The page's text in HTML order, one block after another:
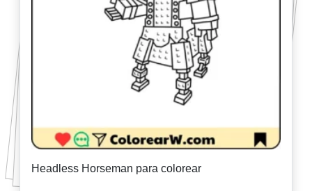
Headless Horseman para colorear